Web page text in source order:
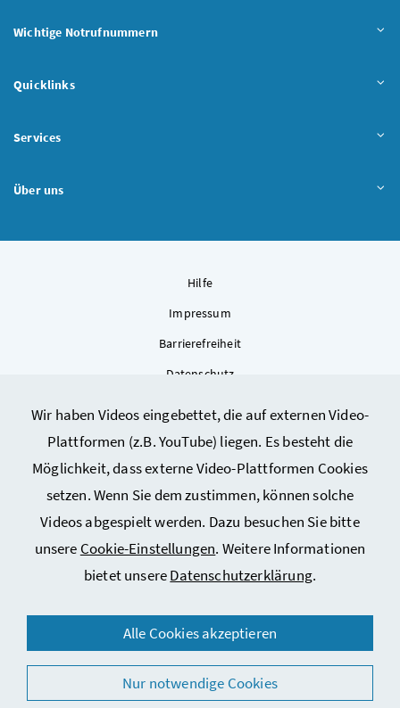
Wir haben Videos eingebettet, die auf externen Video-
Plattformen (z.B. YouTube) liegen. Es besteht die
Möglichkeit, dass externe Video-Plattformen Cookies
setzen. Wenn Sie dem zustimmen, können solche
Videos abgespielt werden. Dazu besuchen Sie bitte
unsere Cookie-Einstellungen. Weitere Informationen
bietet unsereDatenschutzerklärung.
Alle Cookies akzeptieren
Nur notwendige Cookies
Wichtige Notrufnummern
Quicklinks
Services
Über uns
Hilfe
Impressum
Barrierefreiheit
Datenschutz
Sitemap
Cookie-Einstellungen
© 2026 Bundesministerium für Arbeit, Soziales, Gesundheit,
Pflege und Konsumentenschutz